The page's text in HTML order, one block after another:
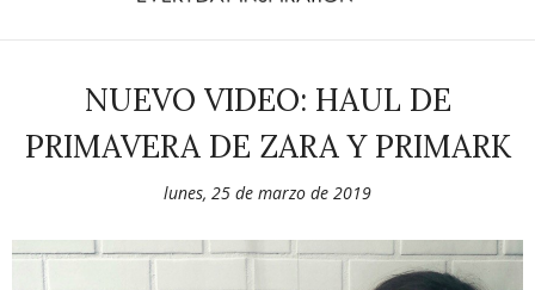
NUEVO VIDEO: HAUL DE
PRIMAVERA DE ZARA Y PRIMARK
lunes, 25 de marzo de 2019